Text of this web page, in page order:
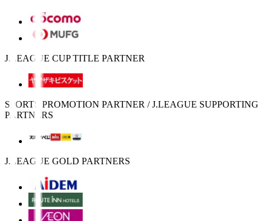
J.LEAGUE CUP TITLE PARTNER
SPORTS PROMOTION PARTNER / J.LEAGUE SUPPORTING
PARTNERS
J.LEAGUE GOLD PARTNERS